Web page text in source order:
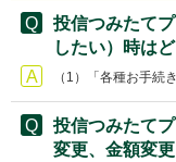
投信つみたて
したい）時は
（1）「各種お手続
投信つみたて
変更、金額変